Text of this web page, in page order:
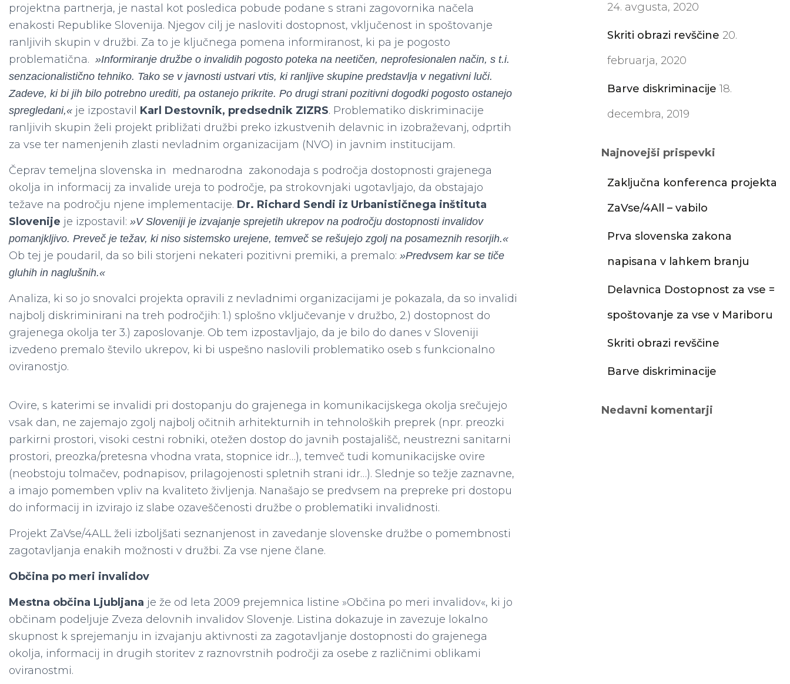
projektna partnerja, je nastal kot posledica pobude podane s strani zagovornika načela
enakosti Republike Slovenija. Njegov cilj je nasloviti dostopnost, vključenost in spoštovanje
ranljivih skupin v družbi. Za to je ključnega pomena informiranost, ki pa je pogosto
problematična. »Informiranje družbe o invalidih pogosto poteka na neetičen, neprofesionalen način, s t.i.
senzacionalistično tehniko. Tako se v javnosti ustvari vtis, ki ranljive skupine predstavlja v negativni luči.
Zadeve, ki bi jih bilo potrebno urediti, pa ostanejo prikrite. Po drugi strani pozitivni dogodki pogosto ostanejo
spregledani,« je izpostavil Karl Destovnik, predsednik ZIZRS. Problematiko diskriminacije
ranljivih skupin želi projekt približati družbi preko izkustvenih delavnic in izobraževanj, odprtih
za vse ter namenjenih zlasti nevladnim organizacijam (NVO) in javnim institucijam.
Čeprav temeljna slovenska in mednarodna zakonodaja s področja dostopnosti grajenega
okolja in informacij za invalide ureja to področje, pa strokovnjaki ugotavljajo, da obstajajo
težave na področju njene implementacije. Dr. Richard Sendi iz Urbanističnega inštituta
Slovenije je izpostavil: »V Sloveniji je izvajanje sprejetih ukrepov na področju dostopnosti invalidov
pomanjkljivo. Preveč je težav, ki niso sistemsko urejene, temveč se rešujejo zgolj na posameznih resorjih.«
Ob tej je poudaril, da so bili storjeni nekateri pozitivni premiki, a premalo: »Predvsem kar se tiče
gluhih in naglušnih.«
Analiza, ki so jo snovalci projekta opravili z nevladnimi organizacijami je pokazala, da so invalidi
najbolj diskriminirani na treh področjih: 1.) splošno vključevanje v družbo, 2.) dostopnost do
grajenega okolja ter 3.) zaposlovanje. Ob tem izpostavljajo, da je bilo do danes v Sloveniji
izvedeno premalo število ukrepov, ki bi uspešno naslovili problematiko oseb s funkcionalno
oviranostjo.
Ovire, s katerimi se invalidi pri dostopanju do grajenega in komunikacijskega okolja srečujejo
vsak dan, ne zajemajo zgolj najbolj očitnih arhitekturnih in tehnoloških preprek (npr. preozki
parkirni prostori, visoki cestni robniki, otežen dostop do javnih postajališč, neustrezni sanitarni
prostori, preozka/pretesna vhodna vrata, stopnice idr…), temveč tudi komunikacijske ovire
(neobstoju tolmačev, podnapisov, prilagojenosti spletnih strani idr…). Slednje so težje zaznavne,
a imajo pomemben vpliv na kvaliteto življenja. Nanašajo se predvsem na prepreke pri dostopu
do informacij in izvirajo iz slabe ozaveščenosti družbe o problematiki invalidnosti.
Projekt ZaVse/4ALL želi izboljšati seznanjenost in zavedanje slovenske družbe o pomembnosti
zagotavljanja enakih možnosti v družbi. Za vse njene člane.
Občina po meri invalidov
Mestna občina Ljubljana je že od leta 2009 prejemnica listine »Občina po meri invalidov«, ki jo
občinam podeljuje Zveza delovnih invalidov Slovenje. Listina dokazuje in zavezuje lokalno
skupnost k sprejemanju in izvajanju aktivnosti za zagotavljanje dostopnosti do grajenega
okolja, informacij in drugih storitev z raznovrstnih področji za osebe z različnimi oblikami
oviranostmi.
24. avgusta, 2020
Skriti obrazi revščine 20.
februarja, 2020
Barve diskriminacije 18.
decembra, 2019
Najnovejši prispevki
Zaključna konferenca projekta
ZaVse/4All – vabilo
Prva slovenska zakona
napisana v lahkem branju
Delavnica Dostopnost za vse =
spoštovanje za vse v Mariboru
Skriti obrazi revščine
Barve diskriminacije
Nedavni komentarji